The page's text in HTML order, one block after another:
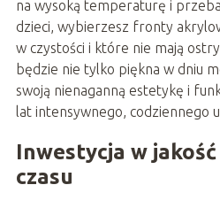
na wysoką temperaturę i
dzieci, wybierzesz fronty
w czystości i które nie mają
będzie nie tylko piękna w dniu
swoją nienaganną estetykę i
lat intensywnego, codziennego
Inwestycja w
czasu